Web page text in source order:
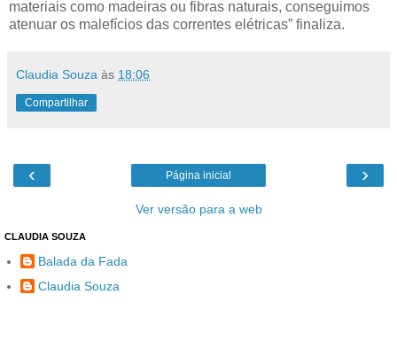
materiais como madeiras ou fibras naturais, conseguimos
atenuar os malefícios das correntes elétricas” finaliza.
Claudia Souza às 18:06
Compartilhar
‹ ›
Página inicial
Ver versão para a web
CLAUDIA SOUZA
Balada da Fada
Claudia Souza